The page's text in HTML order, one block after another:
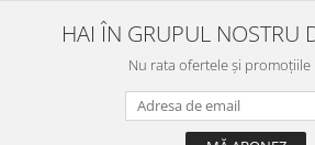
HAI ÎN GRUPUL NOSTRU
Nu rata ofertele și